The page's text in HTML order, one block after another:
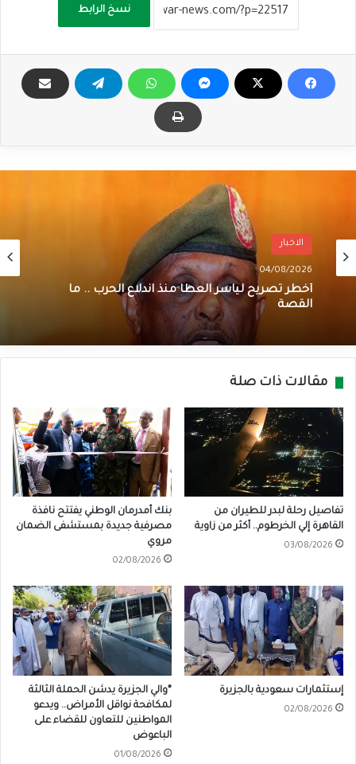
نسخ الرابط
الاخبار
04/08/2026
أخطر تصريح لياسر العطا منذ اندلاع الحرب .. ما
القصة
مقالات ذات صلة
تفاصيل رحلة لبدر للطيران من
القاهرة إلي الخرطوم.. أكثر من زاوية
03/08/2026
بنك أمدرمان الوطني يفتتح نافذة
مصرفية جديدة بمستشفى الضمان
مروي
02/08/2026
إستثمارات سعودية بالجزيرة
02/08/2026
*والي الجزيرة يدشن الحملة الثالثة
لمكافحة نواقل الأمراض.. ويدعو
المواطنين للتعاون للقضاء على
الباعوض
01/08/2026